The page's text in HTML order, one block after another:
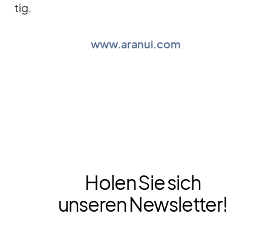
tig.
www.aranui.com
Holen Sie sich
unseren Newsletter!